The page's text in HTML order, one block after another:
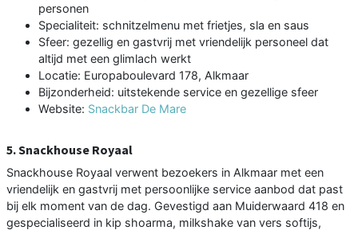
personen
Specialiteit: schnitzelmenu met frietjes, sla en saus
Sfeer: gezellig en gastvrij met vriendelijk personeel dat
altijd met een glimlach werkt
Locatie: Europaboulevard 178, Alkmaar
Bijzonderheid: uitstekende service en gezellige sfeer
Website: Snackbar De Mare
5. Snackhouse Royaal
Snackhouse Royaal verwent bezoekers in Alkmaar met een
vriendelijk en gastvrij met persoonlijke service aanbod dat past
bij elk moment van de dag. Gevestigd aan Muiderwaard 418 en
gespecialiseerd in kip shoarma, milkshake van vers softijs,